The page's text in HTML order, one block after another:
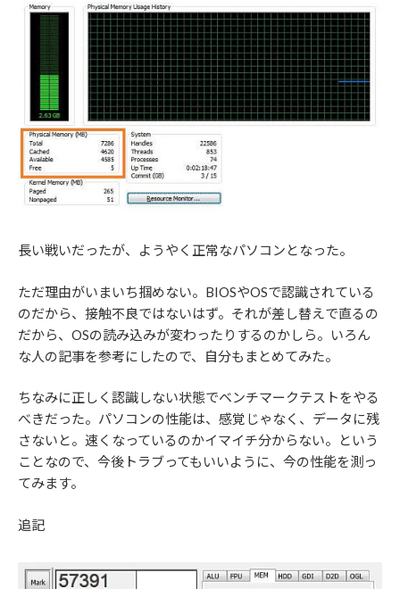
長い戦いだったが、ようやく正常なパソコンとなった。
ただ理由がいまいち掴めない。BIOSやOSで認識されている
のだから、接触不良ではないはず。それが差し替えで直るの
だから、OSの読み込みが変わったりするのかしら。いろん
な人の記事を参考にしたので、自分もまとめてみた。
ちなみに正しく認識しない状態でベンチマークテストをやる
べきだった。パソコンの性能は、感覚じゃなく、データに残
さないと。速くなっているのかイマイチ分からない。という
ことなので、今後トラブってもいいように、今の性能を測っ
てみます。
追記